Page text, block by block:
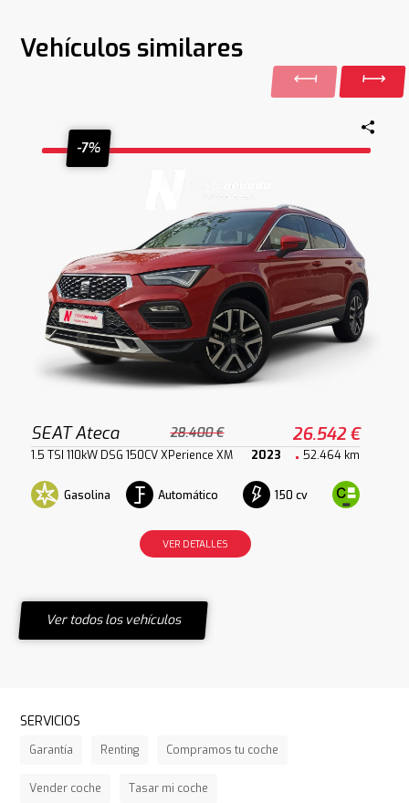
Vehículos similares
-7%
SEAT Ateca 28.400 € 26.542 €
1.5 TSI 110kW DSG 150CV XPerience XM 2023 52.464 km
Gasolina Automático 150 cv
VER DETALLES
Ver todos los vehículos
SERVICIOS
Garantía Renting Compramos tu coche
Vender coche Tasar mi coche